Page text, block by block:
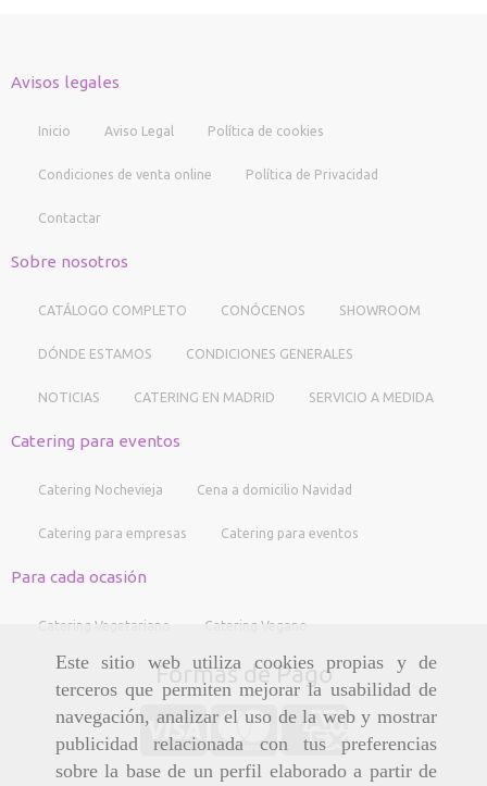
Este sitio web utiliza cookies propias y de
terceros que permiten mejorar la usabilidad de
navegación, analizar el uso de la web y mostrar
publicidad relacionada con tus preferencias
sobre la base de un perfil elaborado a partir de
Avisos legales
Inicio Aviso Legal Política de cookies
Condiciones de venta online Política de Privacidad
Contactar
Sobre nosotros
CATÁLOGO COMPLETO CONÓCENOS SHOWROOM
DÓNDE ESTAMOS CONDICIONES GENERALES
NOTICIAS CATERING EN MADRID SERVICIO A MEDIDA
Catering para eventos
Catering Nochevieja Cena a domicilio Navidad
Catering para empresas Catering para eventos
Para cada ocasión
Catering Vegetariano Catering Vegano
Formas de Pago